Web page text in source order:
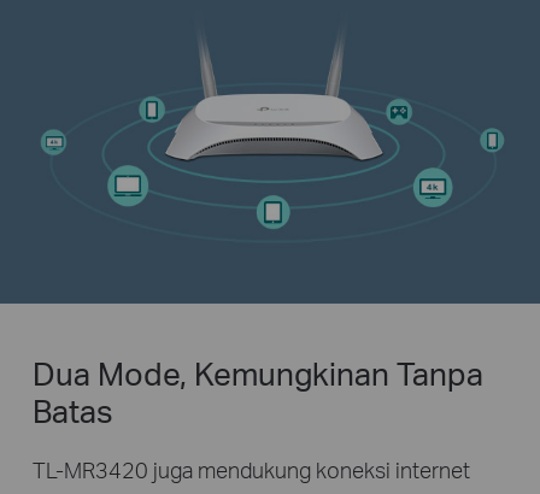
Dua Mode, Kemungkinan Tanpa
Batas
TL-MR3420 juga mendukung koneksi internet